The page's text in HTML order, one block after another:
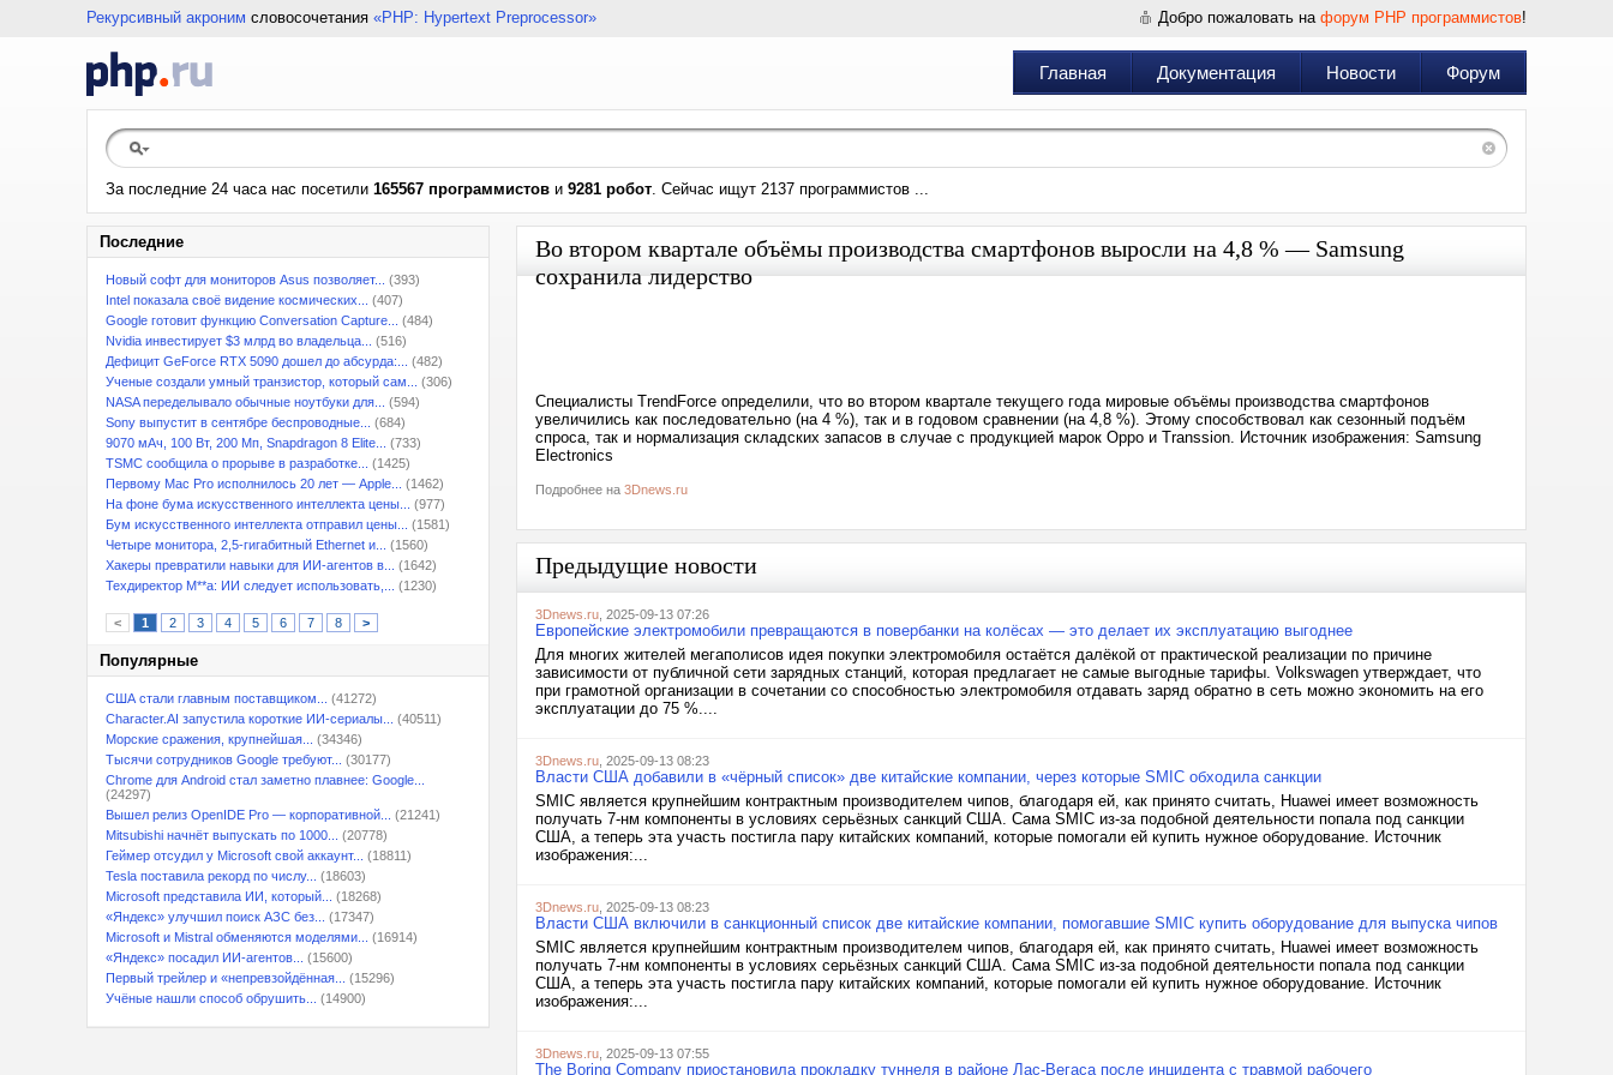
Рекурсивный акроним словосочетания «PHP: Hypertext Preprocessor» Добро пожаловать на форум PHP программистов!
Главная Документация Новости Форум
За последние 24 часа нас посетили 165567 программистов и 9281 робот. Сейчас ищут 2137 программистов ...
Последние
Новый софт для мониторов Asus позволяет...
(393)
Intel показала своё видение космических...
(407)
Google готовит функцию Conversation Capture...
(484)
Nvidia инвестирует $3 млрд во владельца...
(516)
Дефицит GeForce RTX 5090 дошел до абсурда:...
(482)
Ученые создали умный транзистор, который сам...
(306)
NASA переделывало обычные ноутбуки для...
(594)
Sony выпустит в сентябре беспроводные...
(684)
9070 мАч, 100 Вт, 200 Мп, Snapdragon 8 Elite...
(733)
TSMC сообщила о прорыве в разработке...
(1425)
Первому Mac Pro исполнилось 20 лет — Apple...
(1462)
На фоне бума искусственного интеллекта цены...
(977)
Бум искусственного интеллекта отправил цены...
(1581)
Четыре монитора, 2,5-гигабитный Ethernet и...
(1560)
Хакеры превратили навыки для ИИ-агентов в...
(1642)
Техдиректор M**a: ИИ следует использовать,...
(1230)
< 1 2 3 4 5 6 7 8 >
Популярные
США стали главным поставщиком...
(41272)
Character.AI запустила короткие ИИ-сериалы...
(40511)
Морские сражения, крупнейшая...
(34346)
Тысячи сотрудников Google требуют...
(30177)
Chrome для Android стал заметно плавнее: Google...
(24297)
Вышел релиз OpenIDE Pro — корпоративной...
(21241)
Mitsubishi начнёт выпускать по 1000...
(20778)
Геймер отсудил у Microsoft свой аккаунт...
(18811)
Tesla поставила рекорд по числу...
(18603)
Microsoft представила ИИ, который...
(18268)
«Яндекс» улучшил поиск АЗС без...
(17347)
Microsoft и Mistral обменяются моделями...
(16914)
«Яндекс» посадил ИИ-агентов...
(15600)
Первый трейлер и «непревзойдённая...
(15296)
Учёные нашли способ обрушить...
(14900)
Во втором квартале объёмы производства смартфонов выросли на 4,8 % — Samsung
сохранила лидерство
Специалисты TrendForce определили, что во втором квартале текущего года мировые объёмы производства смартфонов
увеличились как последовательно (на 4 %), так и в годовом сравнении (на 4,8 %). Этому способствовал как сезонный подъём
спроса, так и нормализация складских запасов в случае с продукцией марок Oppo и Transsion. Источник изображения: Samsung
Electronics
Подробнее на 3Dnews.ru
Предыдущие новости
3Dnews.ru , 2025-09-13 07:26
Европейские электромобили превращаются в повербанки на колёсах — это делает их эксплуатацию выгоднее
Для многих жителей мегаполисов идея покупки электромобиля остаётся далёкой от практической реализации по причине
зависимости от публичной сети зарядных станций, которая предлагает не самые выгодные тарифы. Volkswagen утверждает, что
при грамотной организации в сочетании со способностью электромобиля отдавать заряд обратно в сеть можно экономить на его
эксплуатации до 75 %....
3Dnews.ru , 2025-09-13 08:23
Власти США добавили в «чёрный список» две китайские компании, через которые SMIC обходила санкции
SMIC является крупнейшим контрактным производителем чипов, благодаря ей, как принято считать, Huawei имеет возможность
получать 7-нм компоненты в условиях серьёзных санкций США. Сама SMIC из-за подобной деятельности попала под санкции
США, а теперь эта участь постигла пару китайских компаний, которые помогали ей купить нужное оборудование. Источник
изображения:...
3Dnews.ru , 2025-09-13 08:23
Власти США включили в санкционный список две китайские компании, помогавшие SMIC купить оборудование для выпуска чипов
SMIC является крупнейшим контрактным производителем чипов, благодаря ей, как принято считать, Huawei имеет возможность
получать 7-нм компоненты в условиях серьёзных санкций США. Сама SMIC из-за подобной деятельности попала под санкции
США, а теперь эта участь постигла пару китайских компаний, которые помогали ей купить нужное оборудование. Источник
изображения:...
3Dnews.ru , 2025-09-13 07:55
The Boring Company приостановила прокладку туннеля в районе Лас-Вегаса после инцидента с травмой рабочего